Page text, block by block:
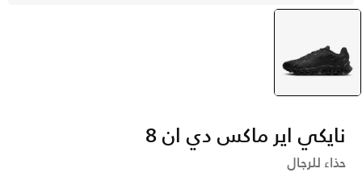
selected
أسود
نايكي اير ماكس دي ان 8
حذاء للرجال